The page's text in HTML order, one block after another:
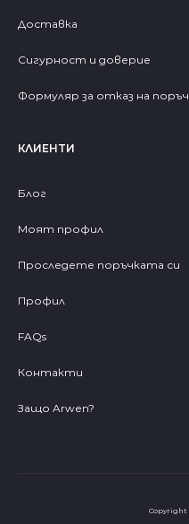
Доставка
Сигурност и доверие
Формуляр за отказ на
КЛИЕНТИ
Блог
Моят профил
Проследете поръчката си
Профил
FAQs
Контакти
Защо Arwen?
Copyright